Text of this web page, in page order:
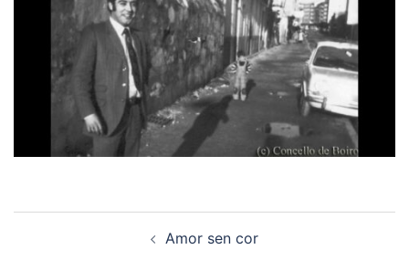
Amor sen cor